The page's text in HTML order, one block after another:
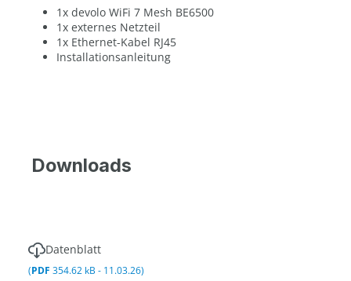
1x devolo WiFi 7 Mesh BE6500
1x externes Netzteil
1x Ethernet-Kabel RJ45
Installationsanleitung
Downloads
Datenblatt
(PDF 354.62 kB - 11.03.26)